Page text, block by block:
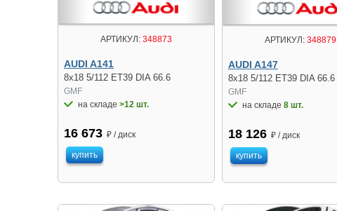
АРТИКУЛ:348873
AUDI A141
8x18 5/112 ET39 DIA 66.6
GMF
на складе >12 шт.
16 673 ₽ / диск
купить
АРТИКУЛ:348879
AUDI A147
8x18 5/112 ET39 DIA 66.6
GMF
на складе 8 шт.
18 126 ₽ / диск
купить